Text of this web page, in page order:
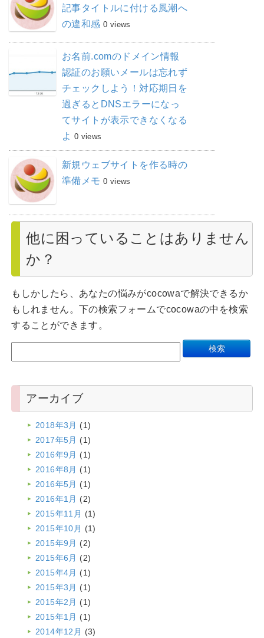
記事タイトルに付ける風潮へ
の違和感 0 views
お名前.comのドメイン情報
認証のお願いメールは忘れず
チェックしよう！対応期日を
過ぎるとDNSエラーになっ
てサイトが表示できなくなる
よ 0 views
新規ウェブサイトを作る時の
準備メモ 0 views
他に困っていることはありません
か？
もしかしたら、あなたの悩みがcocowaで解決できるか
もしれません。下の検索フォームでcocowaの中を検索
することができます。
アーカイブ
2018年3月 (1)
2017年5月 (1)
2016年9月 (1)
2016年8月 (1)
2016年5月 (1)
2016年1月 (2)
2015年11月 (1)
2015年10月 (1)
2015年9月 (2)
2015年6月 (2)
2015年4月 (1)
2015年3月 (1)
2015年2月 (1)
2015年1月 (1)
2014年12月 (3)